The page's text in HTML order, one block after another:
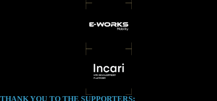
THANK YOU TO THE SUPPORTERS: